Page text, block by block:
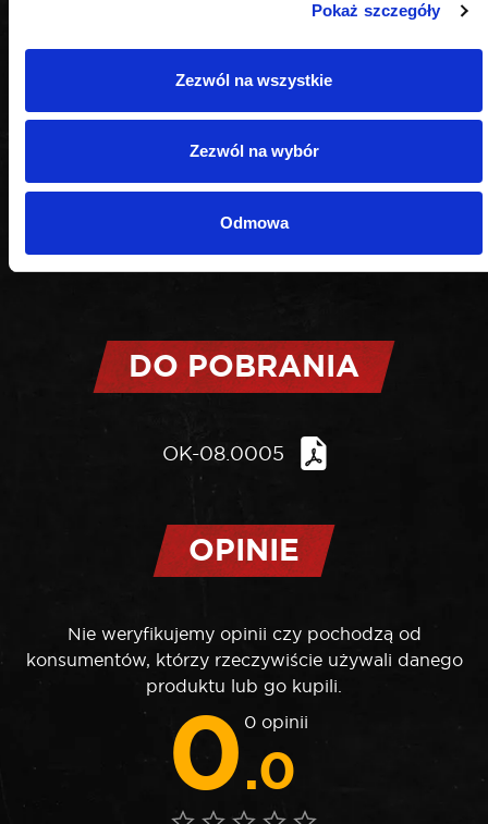
Pokaż szczegóły
Zezwól na wszystkie
Zezwól na wybór
Odmowa
DO POBRANIA
OK-08.0005
OPINIE
Nie weryfikujemy opinii czy pochodzą od
konsumentów, którzy rzeczywiście używali danego
produktu lub go kupili.
0.0
0 opinii